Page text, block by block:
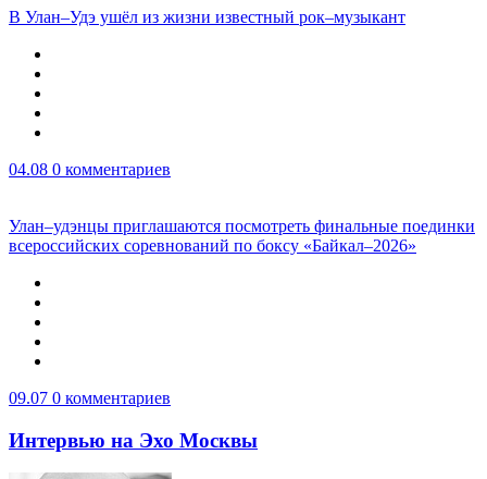
В Улан–Удэ ушёл из жизни известный рок–музыкант
04.08 0 комментариев
Улан–удэнцы приглашаются посмотреть финальные поединки
всероссийских соревнований по боксу «Байкал–2026»
09.07 0 комментариев
Интервью на Эхо Москвы